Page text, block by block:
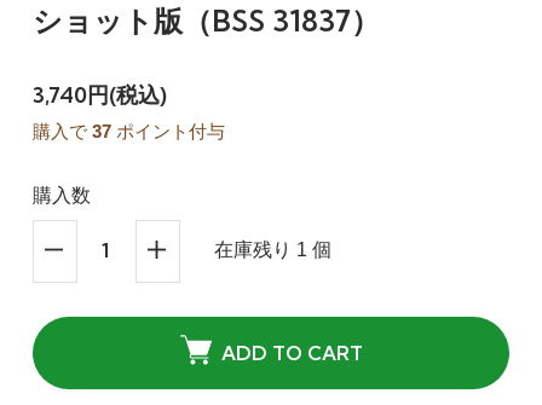
ショット版（BSS 31837）
3,740円(税込)
購入で 37ポイント付与
購入数
在庫残り 1 個
ADD TO CART